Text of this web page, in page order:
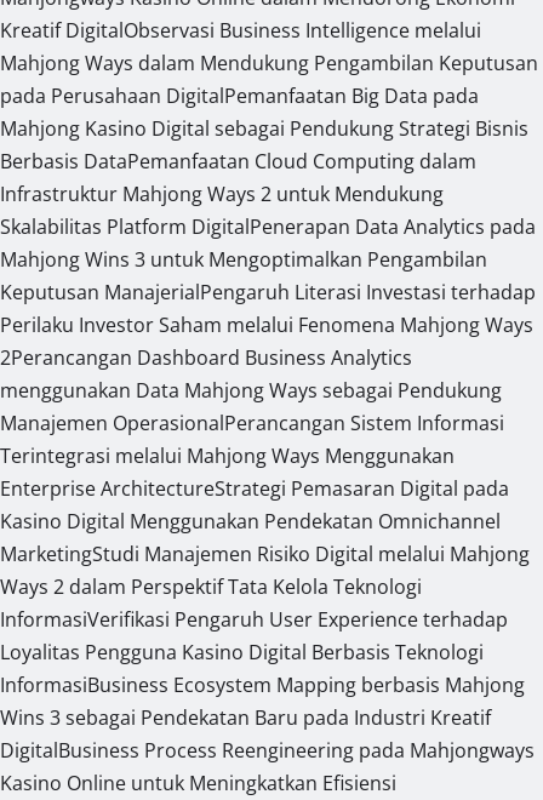
Kreatif DigitalObservasi Business Intelligence melalui
Mahjong Ways dalam Mendukung Pengambilan Keputusan
pada Perusahaan DigitalPemanfaatan Big Data pada
Mahjong Kasino Digital sebagai Pendukung Strategi Bisnis
Berbasis DataPemanfaatan Cloud Computing dalam
Infrastruktur Mahjong Ways 2 untuk Mendukung
Skalabilitas Platform DigitalPenerapan Data Analytics pada
Mahjong Wins 3 untuk Mengoptimalkan Pengambilan
Keputusan ManajerialPengaruh Literasi Investasi terhadap
Perilaku Investor Saham melalui Fenomena Mahjong Ways
2Perancangan Dashboard Business Analytics
menggunakan Data Mahjong Ways sebagai Pendukung
Manajemen OperasionalPerancangan Sistem Informasi
Terintegrasi melalui Mahjong Ways Menggunakan
Enterprise ArchitectureStrategi Pemasaran Digital pada
Kasino Digital Menggunakan Pendekatan Omnichannel
MarketingStudi Manajemen Risiko Digital melalui Mahjong
Ways 2 dalam Perspektif Tata Kelola Teknologi
InformasiVerifikasi Pengaruh User Experience terhadap
Loyalitas Pengguna Kasino Digital Berbasis Teknologi
InformasiBusiness Ecosystem Mapping berbasis Mahjong
Wins 3 sebagai Pendekatan Baru pada Industri Kreatif
DigitalBusiness Process Reengineering pada Mahjongways
Kasino Online untuk Meningkatkan Efisiensi